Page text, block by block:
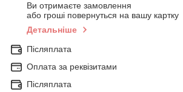
Ви отримаєте замовлення
або гроші повернуться на вашу картку
Детальніше
Післяплата
Оплата за реквізитами
Післяплата